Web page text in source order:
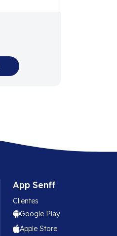
App Senff
Clientes
Google Play
Apple Store